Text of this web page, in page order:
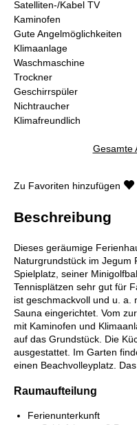
Satelliten-/Kabel TV
Kaminofen
Gute Angelmöglichkeiten
Klimaanlage
Waschmaschine
Trockner
Geschirrspüler
Nichtraucher
Klimafreundlich
Gesamte
Zu Favoriten hinzufügen
Beschreibung
Dieses geräumige
Naturgrundstück im Jegum
Spielplatz, seiner
Tennisplätzen sehr gut für
ist geschmackvoll und u. a.
Sauna eingerichtet. Vom
mit Kaminofen und
auf das Grundstück. Die
ausgestattet. Im Garten
einen Beachvolleyplatz.
Raumaufteilung
Ferienunterkunft